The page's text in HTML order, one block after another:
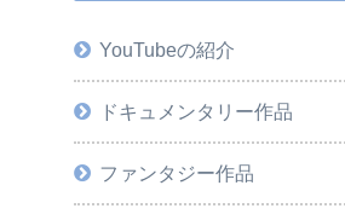
YouTubeの紹介
ドキュメンタリー作品
ファンタジー作品